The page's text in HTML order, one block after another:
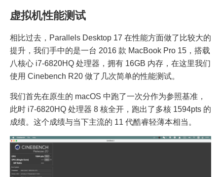
虚拟机性能测试
相比过去，Parallels Desktop 17 在性能方面做了比较大的
提升，我们手中的是一台 2016 款 MacBook Pro 15，搭载
八核心 i7-6820HQ 处理器，拥有 16GB 内存，在这里我们
使用 Cinebench R20 做了几次简单的性能测试。
我们首先在原生的 macOS 中跑了一次分作为参照基准，
此时 i7-6820HQ 处理器 8 核全开，跑出了多核 1594pts 的
成绩。这个成绩与当下主流的 11 代酷睿轻薄本相当。